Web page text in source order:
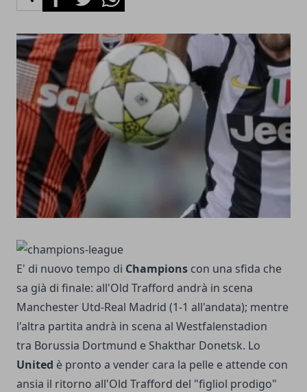
E' di nuovo tempo di Champions con una sfida che
sa già di finale: all'Old Trafford andrà in scena
Manchester Utd-Real Madrid (1-1 all'andata); mentre
l'altra partita andrà in scena al Westfalenstadion
tra Borussia Dortmund e Shakthar Donetsk. Lo
United è pronto a vender cara la pelle e attende con
ansia il ritorno all'Old Trafford del "figliol prodigo"